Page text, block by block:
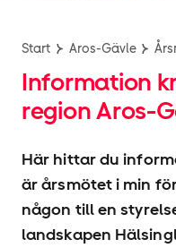
Start Aros-Gävle
Information
region Aros-
Här hittar du
är årsmötet i min
någon till en
landskapen